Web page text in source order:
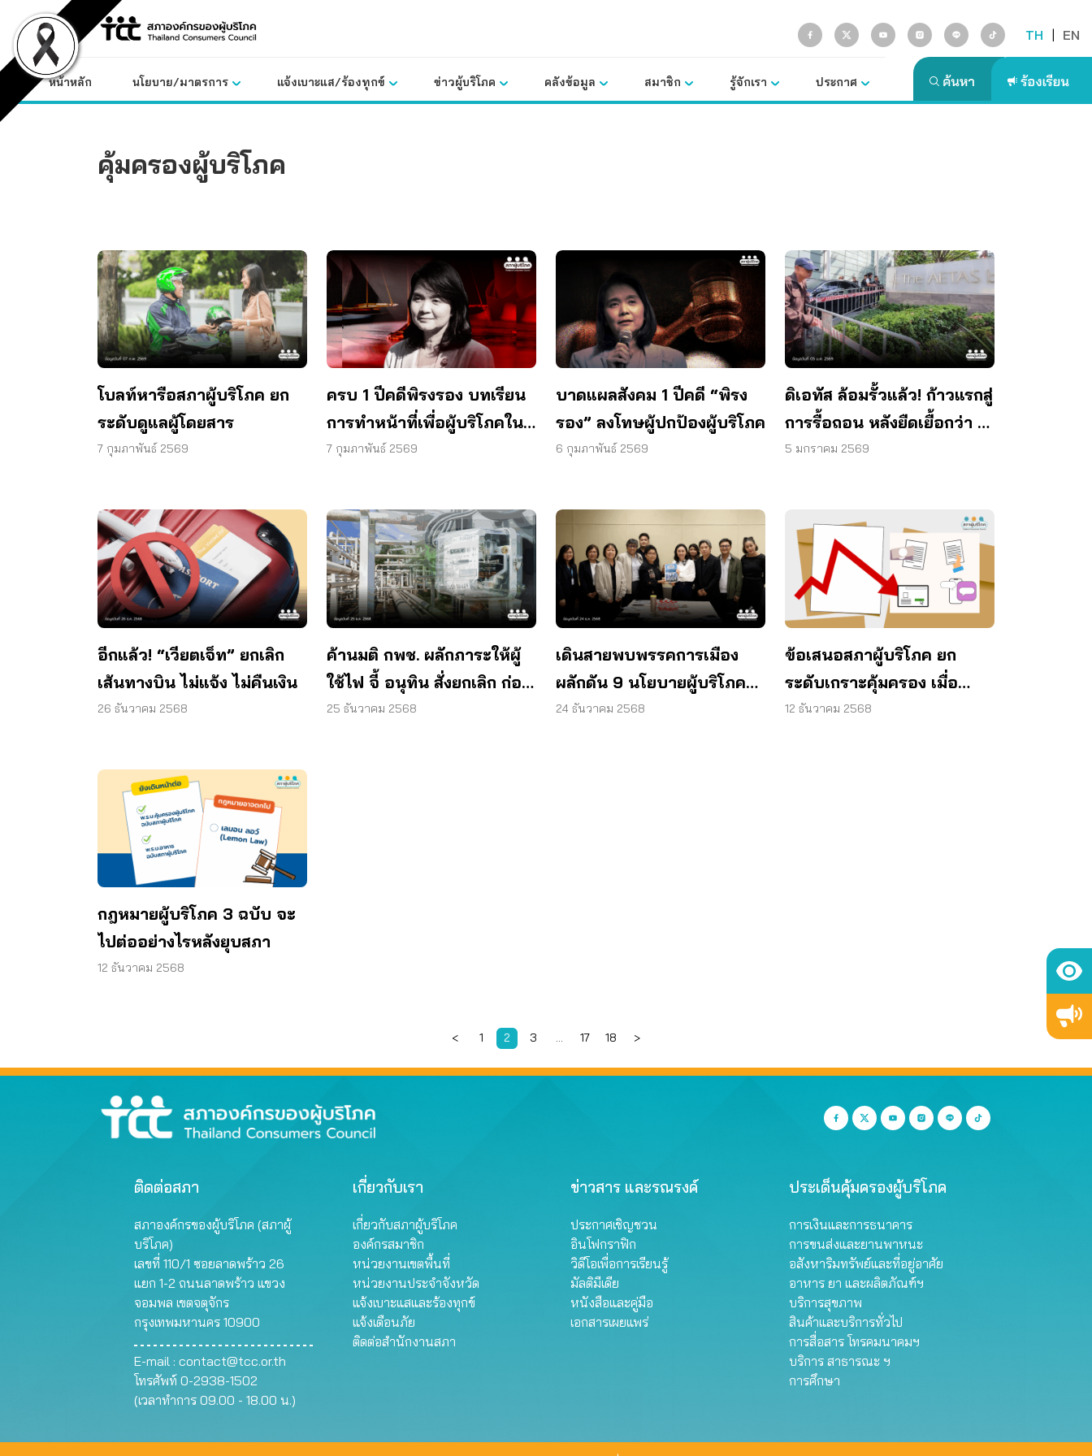
content
TH | EN
หน้าหลัก นโยบาย/มาตรการ แจ้งเบาะแส/ร้องทุกข์ ข่าวผู้บริโภค คลังข้อมูล สมาชิก รู้จักเรา ประกาศ
คุ้มครองผู้บริโภค
โบลท์หารือสภาผู้บริโภค ยก
ระดับดูแลผู้โดยสาร
7 กุมภาพันธ์ 2569
ครบ 1 ปีคดีพิรงรอง บทเรียน
การทำหน้าที่เพื่อผู้บริโภคใน
สังคมไทย
7 กุมภาพันธ์ 2569
บาดแผลสังคม 1 ปีคดี “พิรง
รอง” ลงโทษผู้ปกป้องผู้บริโภค
6 กุมภาพันธ์ 2569
ดิเอทัส ล้อมรั้วแล้ว! ก้าวแรกสู่
การรื้อถอน หลังยืดเยื้อกว่า 11
ปี
5 มกราคม 2569
อีกแล้ว! “เวียตเจ็ท” ยกเลิก
เส้นทางบิน ไม่แจ้ง ไม่คืนเงิน
26 ธันวาคม 2568
ค้านมติ กพช. ผลักภาระให้ผู้
ใช้ไฟ จี้ อนุทิน สั่งยกเลิก ก่อน
มีผล 1 ม.ค.
25 ธันวาคม 2568
เดินสายพบพรรคการเมือง
ผลักดัน 9 นโยบายผู้บริโภค
ชิงโอกาสช่วงเลือกตั้ง
24 ธันวาคม 2568
ข้อเสนอสภาผู้บริโภค ยก
ระดับเกราะคุ้มครอง เมื่อ
บริษัทประกันชีวิต ส่อปัญหา
12 ธันวาคม 2568
กฎหมายผู้บริโภค 3 ฉบับ จะ
ไปต่ออย่างไรหลังยุบสภา
12 ธันวาคม 2568
< 1 2 3 … 17 18 >
ติดต่อสภา
สภาองค์กรของผู้บริโภค (สภาผู้
บริโภค)
เลขที่ 110/1 ซอยลาดพร้าว 26
แยก 1-2 ถนนลาดพร้าว แขวง
จอมพล เขตจตุจักร
กรุงเทพมหานคร 10900
E-mail : contact@tcc.or.th
โทรศัพท์ 0-2938-1502
(เวลาทำการ 09.00 - 18.00 น.)
เกี่ยวกับเรา
เกี่ยวกับสภาผู้บริโภค
องค์กรสมาชิก
หน่วยงานเขตพื้นที่
หน่วยงานประจำจังหวัด
แจ้งเบาะแสและร้องทุกข์
แจ้งเตือนภัย
ติดต่อสำนักงานสภา
ข่าวสาร และรณรงค์
ประกาศเชิญชวน
อินโฟกราฟิก
วิดีโอเพื่อการเรียนรู้
มัลติมีเดีย
หนังสือและคู่มือ
เอกสารเผยแพร่
ประเด็นคุ้มครองผู้บริโภค
การเงินและการธนาคาร
การขนส่งและยานพาหนะ
อสังหาริมทรัพย์และที่อยู่อาศัย
อาหาร ยา และผลิตภัณฑ์ฯ
บริการสุขภาพ
สินค้าและบริการทั่วไป
การสื่อสาร โทรคมนาคมฯ
บริการ สาธารณะ ฯ
การศึกษา